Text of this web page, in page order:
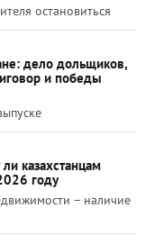
остановиться
дело дольщиков,
и победы
казахстанцам
году
– наличие